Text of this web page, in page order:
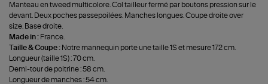
Manteau en tweed multicolore. Col tailleur fermé par boutons pression sur le
devant. Deux poches passepoilées. Manches longues. Coupe droite over
size. Base droite.
Made in : France.
Taille & Coupe : Notre mannequin porte une taille 1S et mesure 172 cm.
Longueur (taille 1S) : 70 cm.
Demi-tour de poitrine : 58 cm.
Longueur de manches : 54 cm.